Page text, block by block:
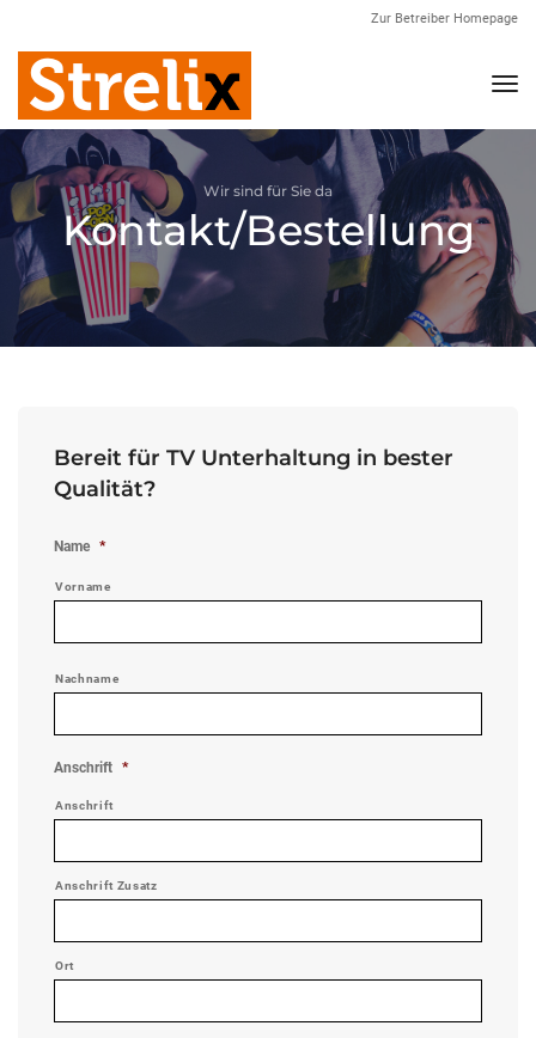
Zur Betreiber Homepage
Wir sind für Sie da
Kontakt/Bestellung
Bereit für TV Unterhaltung in bester
Qualität?
Name *
Vorname
Nachname
Anschrift *
Anschrift
Anschrift Zusatz
Ort